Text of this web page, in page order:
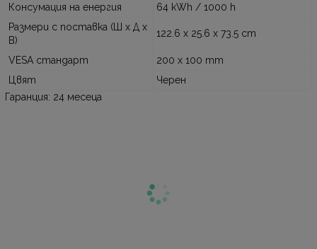
Консумация на енергия
64 kWh / 1000 h
Размери с поставка (Ш x Д x
В)
122.6 x 25.6 x 73.5 cm
VESA стандарт
200 x 100 mm
Цвят
Черен
Гаранция: 24 месеца